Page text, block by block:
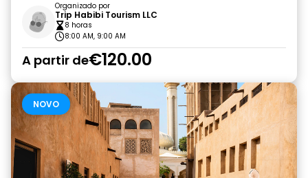
Organizado por
Trip Habibi Tourism LLC
8 horas
8:00 AM, 9:00 AM
A partir de€120.00
NOVO